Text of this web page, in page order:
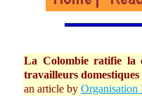
La Colombie ratifie la
travailleurs domestiques
an article by Organisation